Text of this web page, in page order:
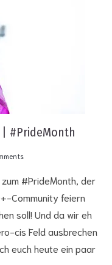
| #PrideMonth
#PrideMonth, der
Community feiern
soll! Und da wir eh
cis Feld ausbrechen
euch heute ein paar